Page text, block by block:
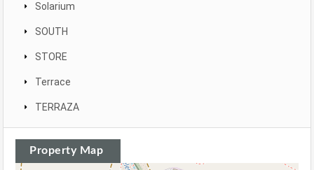
Solarium
SOUTH
STORE
Terrace
TERRAZA
Property Map